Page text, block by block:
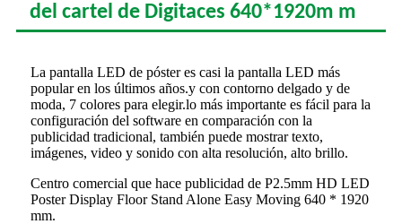
del cartel de Digitaces 640*1920m m
La pantalla LED de póster es casi la pantalla LED más
popular en los últimos años.y con contorno delgado y de
moda, 7 colores para elegir.lo más importante es fácil para la
configuración del software en comparación con la
publicidad tradicional, también puede mostrar texto,
imágenes, video y sonido con alta resolución, alto brillo.
Centro comercial que hace publicidad de P2.5mm HD LED
Poster Display Floor Stand Alone Easy Moving 640 * 1920
mm.